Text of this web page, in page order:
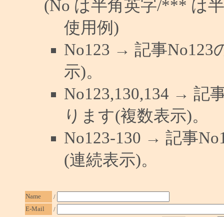
(No は半角英字/*** は
使用例)
No123 → 記事No123
示)。
No123,130,134 → 記
ります(複数表示)。
No123-130 → 記事
(連続表示)。
Name
/
E-Mail
/